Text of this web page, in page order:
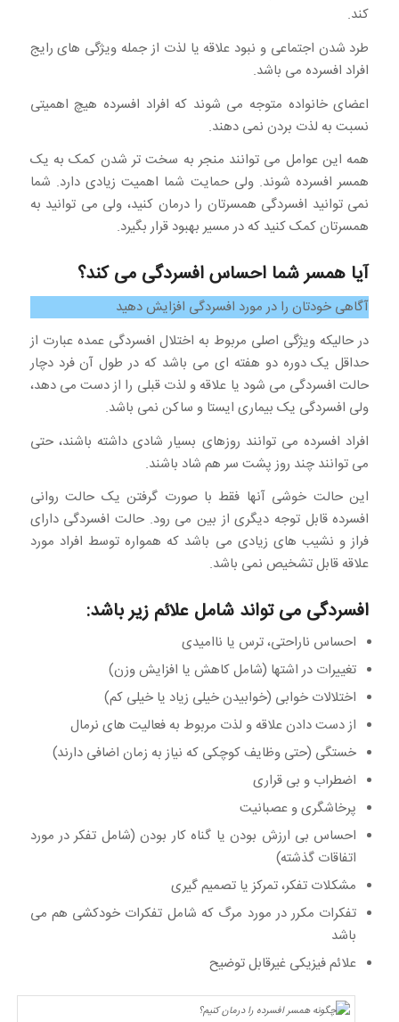
کند.
طرد شدن اجتماعی و نبود علاقه یا لذت از جمله ویژگی های رایج
افراد افسرده می باشد.
اعضای خانواده متوجه می شوند که افراد افسرده هیچ اهمیتی
نسبت به لذت بردن نمی دهند.
همه این عوامل می توانند منجر به سخت تر شدن کمک به یک
همسر افسرده شوند. ولی حمایت شما اهمیت زیادی دارد. شما
نمی توانید افسردگی همسرتان را درمان کنید، ولی می توانید به
همسرتان کمک کنید که در مسیر بهبود قرار بگیرد.
آیا همسر شما احساس افسردگی می کند؟
آگاهی خودتان را در مورد افسردگی افزایش دهید
در حالیکه ویژگی اصلی مربوط به اختلال افسردگی عمده عبارت از
حداقل یک دوره دو هفته ای می باشد که در طول آن فرد دچار
حالت افسردگی می شود یا علاقه و لذت قبلی را از دست می دهد،
ولی افسردگی یک بیماری ایستا و ساکن نمی باشد.
افراد افسرده می توانند روزهای بسیار شادی داشته باشند، حتی
می توانند چند روز پشت سر هم شاد باشند.
این حالت خوشی آنها فقط با صورت گرفتن یک حالت روانی
افسرده قابل توجه دیگری از بین می رود. حالت افسردگی دارای
فراز و نشیب های زیادی می باشد که همواره توسط افراد مورد
علاقه قابل تشخیص نمی باشد.
افسردگی می تواند شامل علائم زیر باشد:
احساس ناراحتی، ترس یا ناامیدی
تغییرات در اشتها (شامل کاهش یا افزایش وزن)
اختلالات خوابی (خوابیدن خیلی زیاد یا خیلی کم)
از دست دادن علاقه و لذت مربوط به فعالیت های نرمال
خستگی (حتی وظایف کوچکی که نیاز به زمان اضافی دارند)
اضطراب و بی قراری
پرخاشگری و عصبانیت
احساس بی ارزش بودن یا گناه کار بودن (شامل تفکر در مورد
اتفاقات گذشته)
مشکلات تفکر، تمرکز یا تصمیم گیری
تفکرات مکرر در مورد مرگ که شامل تفکرات خودکشی هم می
باشد
علائم فیزیکی غیرقابل توضیح